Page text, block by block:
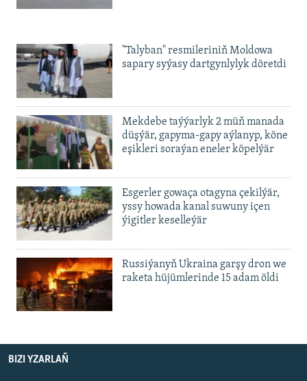
"Talyban" resmileriniň Moldowa
sapary syýasy dartgynlylyk döretdi
Mekdebe taýýarlyk 2 müň manada
düşýär, gapyma-gapy aýlanyp, köne
eşikleri soraýan eneler köpelýär
Esgerler gowaça otagyna çekilýär,
yssy howada kanal suwuny içen
ýigitler keselleýär
Russiýanyň Ukraina garşy dron we
raketa hüjümlerinde 15 adam öldi
BIZI YZARLAŇ